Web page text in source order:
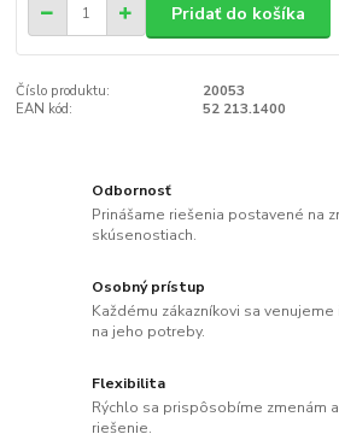
Pridať do košíka
Číslo produktu:
20053
EAN kód:
52 213.1400
Odbornosť
Prinášame riešenia postavené na
skúsenostiach.
Osobný prístup
Každému zákazníkovi sa
na jeho potreby.
Flexibilita
Rýchlo sa prispôsobíme zmenám
riešenie.